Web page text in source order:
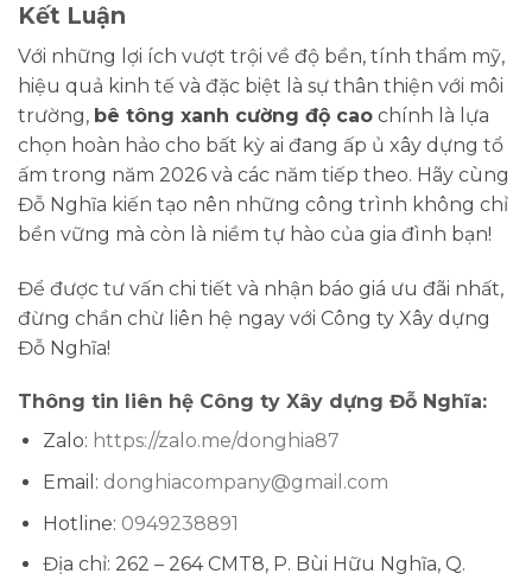
Kết Luận
Với những lợi ích vượt trội về độ bền, tính thẩm mỹ,
hiệu quả kinh tế và đặc biệt là sự thân thiện với môi
trường, bê tông xanh cường độ cao chính là lựa
chọn hoàn hảo cho bất kỳ ai đang ấp ủ xây dựng tổ
ấm trong năm 2026 và các năm tiếp theo. Hãy cùng
Đỗ Nghĩa kiến tạo nên những công trình không chỉ
bền vững mà còn là niềm tự hào của gia đình bạn!
Để được tư vấn chi tiết và nhận báo giá ưu đãi nhất,
đừng chần chừ liên hệ ngay với Công ty Xây dựng
Đỗ Nghĩa!
Thông tin liên hệ Công ty Xây dựng Đỗ Nghĩa:
Zalo: https://zalo.me/donghia87
Email: donghiacompany@gmail.com
Hotline: 0949238891
Địa chỉ: 262 – 264 CMT8, P. Bùi Hữu Nghĩa, Q.